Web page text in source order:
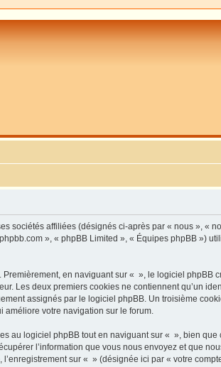
sociétés affiliées (désignés ci-après par « nous », «
», « phpBB Limited », « Équipes phpBB »)
en naviguant sur « », le logiciel
Les deux premiers cookies ne contiennent qu’un
assignés par le logiciel phpBB. Un troisième
améliore votre navigation sur le forum.
au logiciel phpBB tout en naviguant sur « », bien
l’information que vous nous envoyez et que
sur « » (désignée ici par « votre